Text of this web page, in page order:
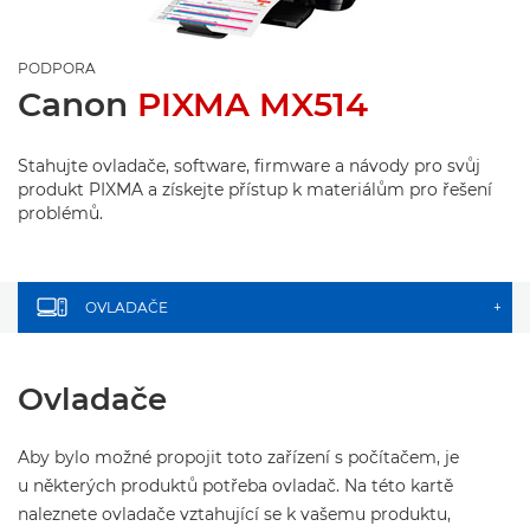
PODPORA
Canon PIXMA MX514
Stahujte ovladače, software, firmware a návody pro svůj
produkt PIXMA a získejte přístup k materiálům pro řešení
problémů.
OVLADAČE +
Ovladače
Aby bylo možné propojit toto zařízení s počítačem, je
u některých produktů potřeba ovladač. Na této kartě
naleznete ovladače vztahující se k vašemu produktu,